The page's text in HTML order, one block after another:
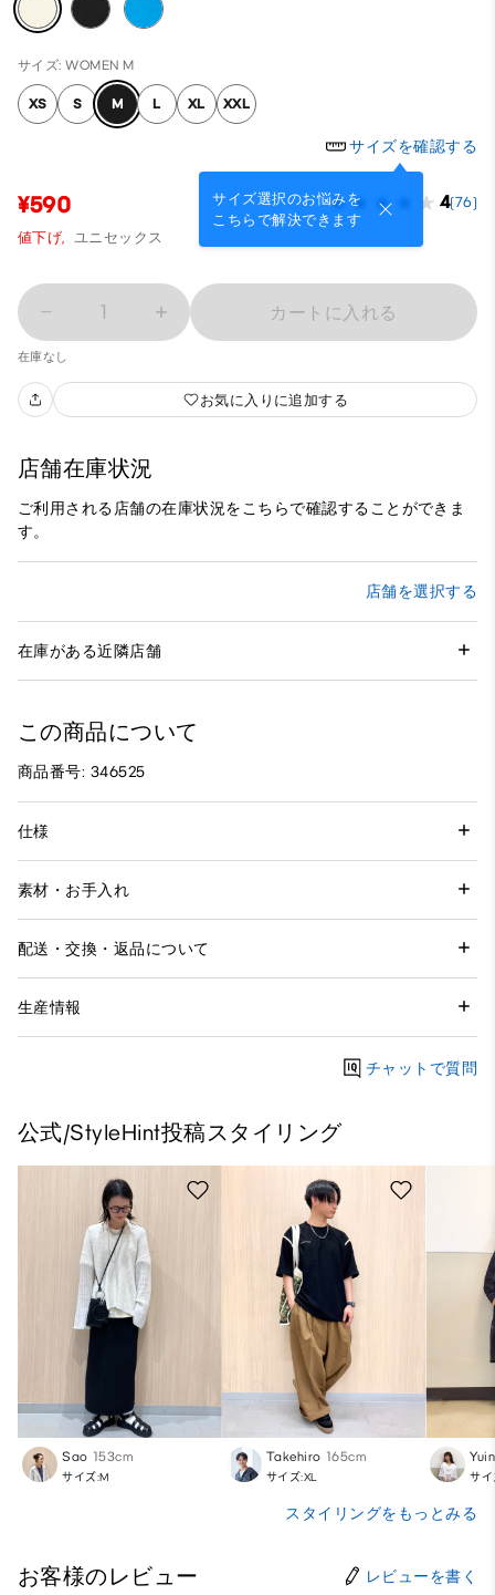
サイズ: WOMEN M
XS S M L XL XXL
サイズを確認する
サイズ選択のお悩みを
こちらで解決できます
¥590 4(76)
値下げ, ユニセックス
1 カートに入れる
在庫なし
お気に入りに追加する
店舗在庫状況
ご利用される店舗の在庫状況をこちらで確認することができま
す。
店舗を選択する
在庫がある近隣店舗
この商品について
商品番号: 346525
仕様
素材・お手入れ
配送・交換・返品について
生産情報
チャットで質問
公式/StyleHint投稿スタイリング
Sao 153cm
サイズ:M
Takehiro 165cm
サイズ:XL サイ
スタイリングをもっとみる
お客様のレビュー レビューを書く